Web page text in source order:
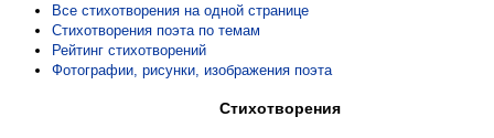
Случайная цитата
Рейтинг русских поэтов
Все стихотворения на одной странице
Стихотворения поэта по темам
Рейтинг стихотворений
Фотографии, рисунки, изображения поэта
Стихотворения